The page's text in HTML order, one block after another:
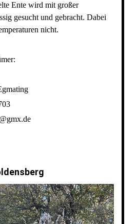
Ente wird mit großer
gesucht und gebracht. Dabei
nicht.